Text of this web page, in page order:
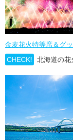
金麦花火特等席＆グ
CHECK!
北海道の花